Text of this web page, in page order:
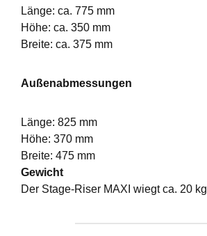
Länge: ca. 775 mm
Höhe: ca. 350 mm
Breite: ca. 375 mm
Außenabmessungen
Länge: 825 mm
Höhe: 370 mm
Breite: 475 mm
Gewicht
Der Stage-Riser MAXI wiegt ca. 20 kg